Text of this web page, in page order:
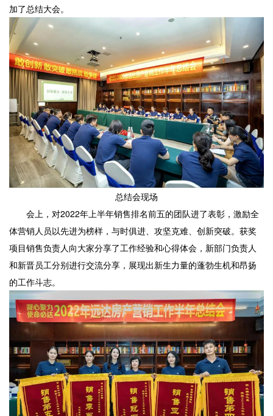
加了总结大会。
总结会现场
会上，对2022年上半年销售排名前五的团队进了表彰，激励全
体营销人员以先进为榜样，与时俱进、攻坚克难、创新突破。获奖
项目销售负责人向大家分享了工作经验和心得体会，新部门负责人
和新晋员工分别进行交流分享，展现出新生力量的蓬勃生机和昂扬
的工作斗志。